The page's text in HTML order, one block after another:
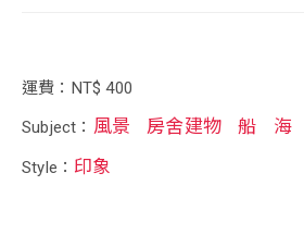
運費：NT$ 400
Subject： 風景 房舍建物 船 海
Style： 印象